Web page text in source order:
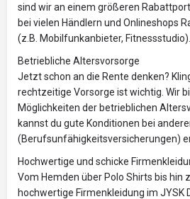
sind wir an einem größeren
bei vielen Händlern und Onlineshops
(z.B. Mobilfunkanbieter, Fitnessstudio).
Betriebliche Altersvorsorge
Jetzt schon an die Rente denken?
rechtzeitige Vorsorge ist wichtig. Wir
Möglichkeiten der betrieblichen
kannst du gute Konditionen bei
(Berufsunfähigkeitsversicherungen)
Hochwertige und schicke
Vom Hemden über Polo Shirts bis hin
hochwertige Firmenkleidung im JYSK